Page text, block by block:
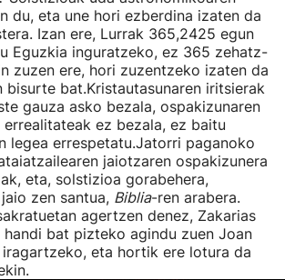
du, eta une hori ezberdina izaten da
Izan ere, Lurrak 365,2425 egun
Eguzkia inguratzeko, ez 365 zehatz-
zuzen ere, hori zuzentzeko izaten da
bisurte bat.Kristautasunaren iritsierak
gauza asko bezala, ospakizunaren
ez bezala, ez baitu
legea errespetatu.Jatorri paganoko
jaiotzaren ospakizunera
eta, solstizioa gorabehera,
zen santua, Biblia-ren arabera.
agertzen denez, Zakarias
handi bat pizteko agindu zuen Joan
iragartzeko, eta hortik ere lotura da